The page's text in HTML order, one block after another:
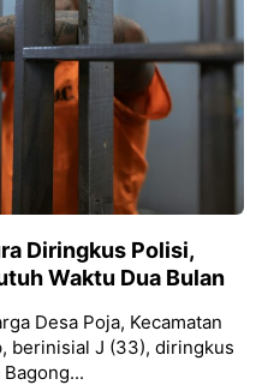
Diringkus Polisi,
Waktu Dua Bulan
Desa Poja, Kecamatan
berinisial J (33), diringkus